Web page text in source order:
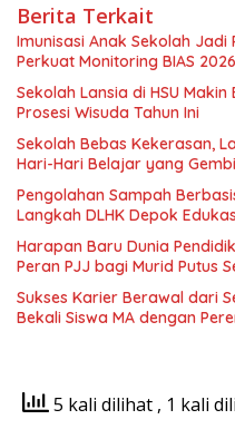
Berita Terkait
Imunisasi Anak Sekolah
Perkuat Monitoring BIAS 2026
Sekolah Lansia di HSU
Prosesi Wisuda Tahun Ini
Sekolah Bebas Kekerasan,
Hari-Hari Belajar yang
Pengolahan Sampah
Langkah DLHK Depok
Harapan Baru Dunia
Peran PJJ bagi Murid Putus
Sukses Karier Berawal dari
Bekali Siswa MA dengan
5 kali dilihat , 1 kali